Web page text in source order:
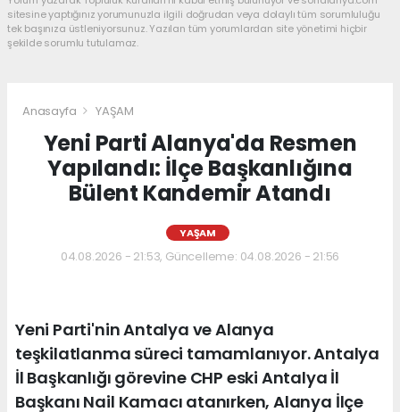
sitesine yaptığınız yorumunuzla ilgili doğrudan veya dolaylı tüm sorumluluğu
tek başınıza üstleniyorsunuz. Yazılan tüm yorumlardan site yönetimi hiçbir
şekilde sorumlu tutulamaz.
Anasayfa YAŞAM
Yeni Parti Alanya'da Resmen
Yapılandı: İlçe Başkanlığına
Bülent Kandemir Atandı
YAŞAM
04.08.2026 - 21:53, Güncelleme: 04.08.2026 - 21:56
Yeni Parti'nin Antalya ve Alanya
teşkilatlanma süreci tamamlanıyor. Antalya
İl Başkanlığı görevine CHP eski Antalya İl
Başkanı Nail Kamacı atanırken, Alanya İlçe